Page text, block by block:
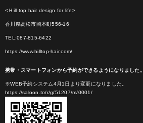
<Ｈill top hair design for life>
香川県高松市岡本町556-16
TEL:087-815-6422
https://www.hilltop-hair.com/
携帯・スマートフォンから予約ができるようになりました。
※WEB予約システム4月1日より変更になりました。
https://saloon.to/r/g/51207/m/0001/